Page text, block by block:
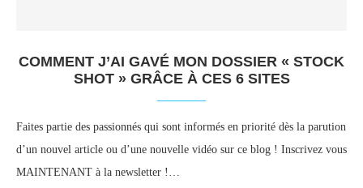
COMMENT J’AI GAVÉ MON DOSSIER « STOCK
SHOT » GRÂCE À CES 6 SITES
Faites partie des passionnés qui sont informés en priorité dès la parution
d’un nouvel article ou d’une nouvelle vidéo sur ce blog ! Inscrivez vous
MAINTENANT à la newsletter !…